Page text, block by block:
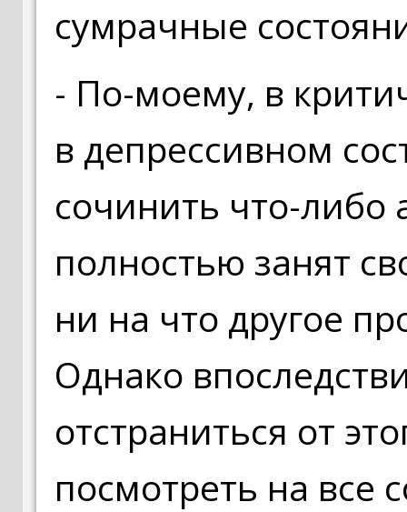
сумрачные
- По-моему, в
в депрессивном
сочинить что-либо
полностью занят
ни на что другое
Однако
отстраниться от
посмотреть на все